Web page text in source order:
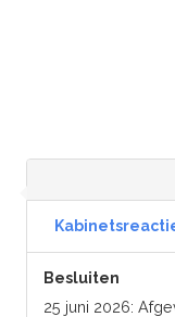
Besluiten
25 juni 2026: